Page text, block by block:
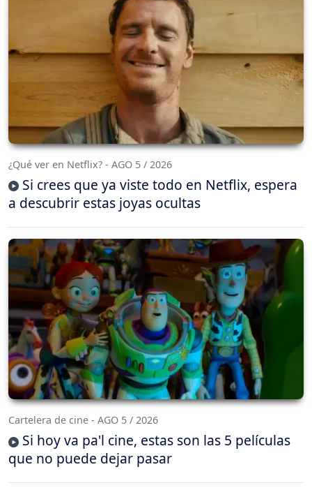
¿Qué ver en Netflix? - AGO 5 / 2026
Si crees que ya viste todo en Netflix, espera
a descubrir estas joyas ocultas
Cartelera de cine - AGO 5 / 2026
Si hoy va pa'l cine, estas son las 5 películas
que no puede dejar pasar